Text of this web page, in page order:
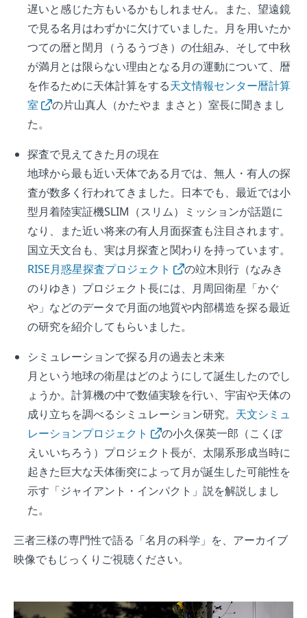
遅いと感じた方もいるかもしれません。また、望遠鏡
で見る名月はわずかに欠けていました。月を用いたか
つての暦と閏月（うるうづき）の仕組み、そして中秋
が満月とは限らない理由となる月の運動について、暦
を作るために天体計算をする天文情報センター暦計算
室
の片山真人（かたやま まさと）室長に聞きまし
た。
探査で見えてきた月の現在
地球から最も近い天体である月では、無人・有人の探
査が数多く行われてきました。日本でも、最近では小
型月着陸実証機SLIM（スリム）ミッションが話題に
なり、また近い将来の有人月面探査も注目されます。
国立天文台も、実は月探査と関わりを持っています。
RISE月惑星探査プロジェクト
の竝木則行（なみき
のりゆき）プロジェクト長には、月周回衛星「かぐ
や」などのデータで月面の地質や内部構造を探る最近
の研究を紹介してもらいました。
シミュレーションで探る月の過去と未来
月という地球の衛星はどのようにして誕生したのでし
ょうか。計算機の中で数値実験を行い、宇宙や天体の
成り立ちを調べるシミュレーション研究。 天文シミュ
レーションプロジェクト
の小久保英一郎（こくぼ
えいいちろう）プロジェクト長が、太陽系形成当時に
起きた巨大な天体衝突によって月が誕生した可能性を
示す「ジャイアント・インパクト」説を解説しまし
た。
三者三様の専門性で語る「名月の科学」を、アーカイブ
映像でもじっくりご視聴ください。